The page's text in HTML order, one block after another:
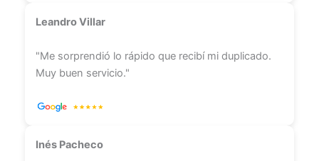
Leandro Villar
"Me sorprendió lo rápido que recibí mi duplicado.
Muy buen servicio."
Inés Pacheco